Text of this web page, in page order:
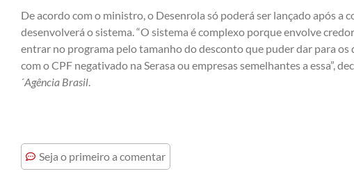
De acordo com o ministro, o Desenrola só poderá ser lançado após a
desenvolverá o sistema. “O sistema é complexo porque envolve
entrar no programa pelo tamanho do desconto que puder dar para os
com o CPF negativado na Serasa ou empresas semelhantes a essa”,
´Agência Brasil.
Seja o primeiro a comentar